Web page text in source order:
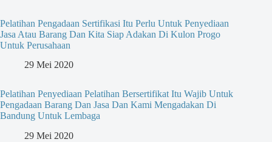
Pelatihan Pengadaan Sertifikasi Itu Perlu Untuk Penyediaan
Jasa Atau Barang Dan Kita Siap Adakan Di Kulon Progo
Untuk Perusahaan
29 Mei 2020
Pelatihan Penyediaan Pelatihan Bersertifikat Itu Wajib Untuk
Pengadaan Barang Dan Jasa Dan Kami Mengadakan Di
Bandung Untuk Lembaga
29 Mei 2020